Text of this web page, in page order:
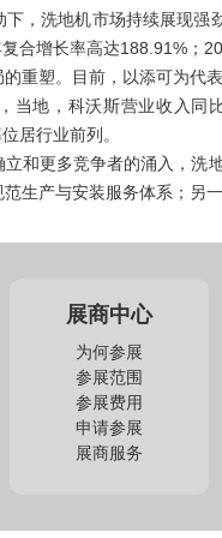
，洗地机市场持续展现
合增长率高达188.91%；
重塑。目前，以添可为代
当地，科沃斯营业收入
居行业前列。
和更多竞争者的涌入，
生产与安装服务体系；另
展商中心
为何参展
参展范围
参展费用
申请参展
展商服务